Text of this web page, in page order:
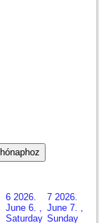
6 2026.
June 6. ,
Saturday
7 2026.
June 7. ,
Sunday